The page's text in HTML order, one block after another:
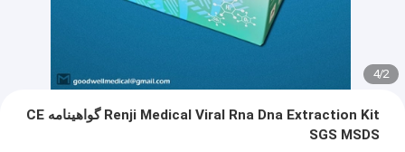
2
/
4
Renji Medical Viral Rna Dna Extraction Kit گواهینامه CE
SGS MSDS